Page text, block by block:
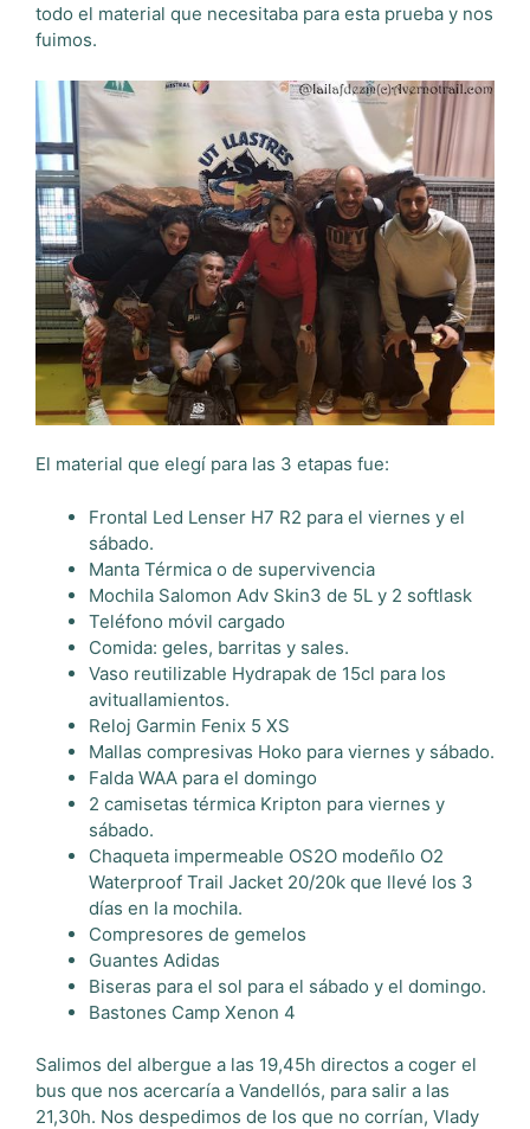
todo el material que necesitaba para esta prueba y nos
fuimos.
El material que elegí para las 3 etapas fue:
Frontal Led Lenser H7 R2 para el viernes y el
sábado.
Manta Térmica o de supervivencia
Mochila Salomon Adv Skin3 de 5L y 2 softlask
Teléfono móvil cargado
Comida: geles, barritas y sales.
Vaso reutilizable Hydrapak de 15cl para los
avituallamientos.
Reloj Garmin Fenix 5 XS
Mallas compresivas Hoko para viernes y sábado.
Falda WAA para el domingo
2 camisetas térmica Kripton para viernes y
sábado.
Chaqueta impermeable OS2O modeñlo O2
Waterproof Trail Jacket 20/20k que llevé los 3
días en la mochila.
Compresores de gemelos
Guantes Adidas
Biseras para el sol para el sábado y el domingo.
Bastones Camp Xenon 4
Salimos del albergue a las 19,45h directos a coger el
bus que nos acercaría a Vandellós, para salir a las
21,30h. Nos despedimos de los que no corrían, Vlady